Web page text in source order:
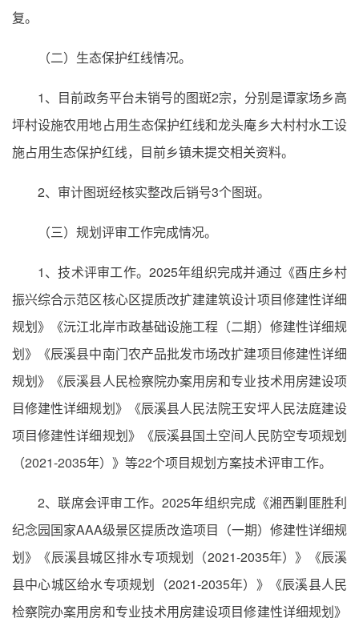
复。
（二）生态保护红线情况。
1、目前政务平台未销号的图斑2宗，分别是谭家场乡高
坪村设施农用地占用生态保护红线和龙头庵乡大村村水工设
施占用生态保护红线，目前乡镇未提交相关资料。
2、审计图斑经核实整改后销号3个图斑。
（三）规划评审工作完成情况。
1、技术评审工作。2025年组织完成并通过《酉庄乡村
振兴综合示范区核心区提质改扩建建筑设计项目修建性详细
规划》《沅江北岸市政基础设施工程（二期）修建性详细规
划》《辰溪县中南门农产品批发市场改扩建项目修建性详细
规划》《辰溪县人民检察院办案用房和专业技术用房建设项
目修建性详细规划》《辰溪县人民法院王安坪人民法庭建设
项目修建性详细规划》《辰溪县国土空间人民防空专项规划
（2021-2035年）》等22个项目规划方案技术评审工作。
2、联席会评审工作。2025年组织完成《湘西剿匪胜利
纪念园国家AAA级景区提质改造项目（一期）修建性详细规
划》《辰溪县城区排水专项规划（2021-2035年）》《辰溪
县中心城区给水专项规划（2021-2035年）》《辰溪县人民
检察院办案用房和专业技术用房建设项目修建性详细规划》